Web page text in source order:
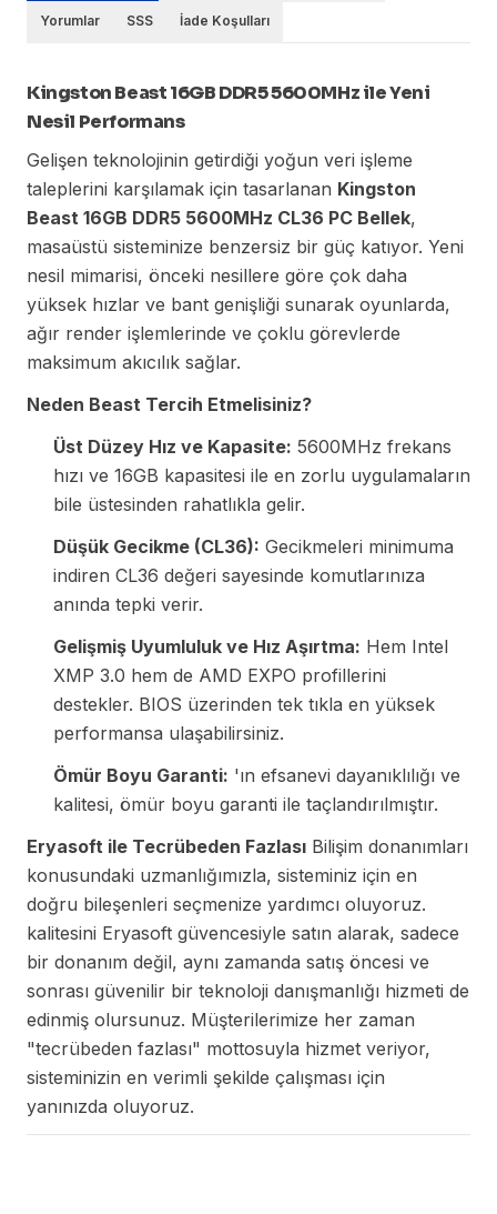
Yorumlar SSS İade Koşulları
Kingston Beast 16GB DDR5 5600MHz ile Yeni
Nesil Performans
Gelişen teknolojinin getirdiği yoğun veri işleme
taleplerini karşılamak için tasarlanan Kingston
Beast 16GB DDR5 5600MHz CL36 PC Bellek,
masaüstü sisteminize benzersiz bir güç katıyor. Yeni
nesil mimarisi, önceki nesillere göre çok daha
yüksek hızlar ve bant genişliği sunarak oyunlarda,
ağır render işlemlerinde ve çoklu görevlerde
maksimum akıcılık sağlar.
Neden Beast Tercih Etmelisiniz?
Üst Düzey Hız ve Kapasite: 5600MHz frekans
hızı ve 16GB kapasitesi ile en zorlu uygulamaların
bile üstesinden rahatlıkla gelir.
Düşük Gecikme (CL36): Gecikmeleri minimuma
indiren CL36 değeri sayesinde komutlarınıza
anında tepki verir.
Gelişmiş Uyumluluk ve Hız Aşırtma: Hem Intel
XMP 3.0 hem de AMD EXPO profillerini
destekler. BIOS üzerinden tek tıkla en yüksek
performansa ulaşabilirsiniz.
Ömür Boyu Garanti: 'ın efsanevi dayanıklılığı ve
kalitesi, ömür boyu garanti ile taçlandırılmıştır.
Eryasoft ile Tecrübeden Fazlası Bilişim donanımları
konusundaki uzmanlığımızla, sisteminiz için en
doğru bileşenleri seçmenize yardımcı oluyoruz.
kalitesini Eryasoft güvencesiyle satın alarak, sadece
bir donanım değil, aynı zamanda satış öncesi ve
sonrası güvenilir bir teknoloji danışmanlığı hizmeti de
edinmiş olursunuz. Müşterilerimize her zaman
"tecrübeden fazlası" mottosuyla hizmet veriyor,
sisteminizin en verimli şekilde çalışması için
yanınızda oluyoruz.